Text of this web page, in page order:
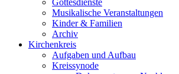
Gottesdienste
Musikalische Veranstaltungen
Kinder & Familien
Archiv
Kirchenkreis
Aufgaben und Aufbau
Kreissynode